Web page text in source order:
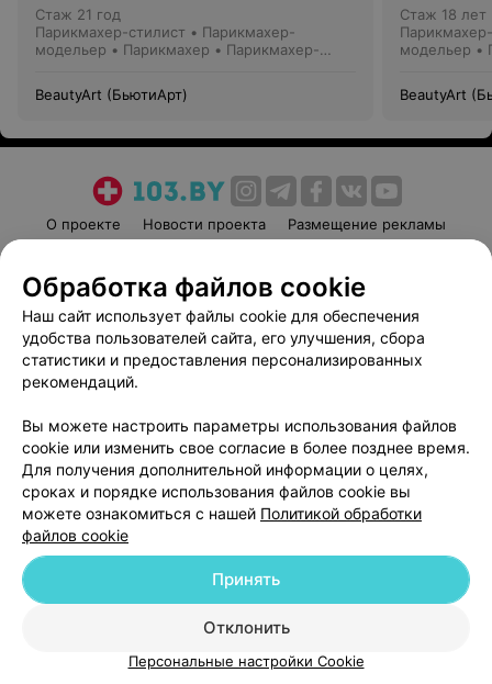
Стаж 21 год
Парикмахер-стилист • Парикмахер-
модельер • Парикмахер • Парикмахер-
BeautyArt (БьютиАрт)
Стаж 18 лет
модельер •
BeautyArt
О проекте Новости проекта
Размещение рекламы
Пользовательское соглашение
Способы оплаты
Вакансии
Партнеры
Написать руководителю 103.by
Обработка персональных данных
© 2026 ООО «Артокс Лаб», УНП 191700409
| 220012, Республика Беларусь,
Служба поддержки +375 291212755
Обработка файлов cookie
Наш сайт использует файлы cookie для обеспечения
удобства пользователей сайта, его улучшения, сбора
статистики и предоставления персонализированных
рекомендаций.
Вы можете настроить параметры использования файлов
cookie или изменить свое согласие в более позднее время.
Для получения дополнительной информации о целях,
сроках и порядке использования файлов cookie вы
можете ознакомиться с нашей Политикой обработки
файлов cookie
Отклонить
Принять
Персональные настройки Cookie